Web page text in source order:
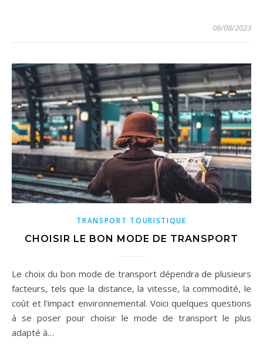
06/08/2023
TRANSPORT TOURISTIQUE
CHOISIR LE BON MODE DE TRANSPORT
Le choix du bon mode de transport dépendra de plusieurs
facteurs, tels que la distance, la vitesse, la commodité, le
coût et l’impact environnemental. Voici quelques questions
à se poser pour choisir le mode de transport le plus
adapté à…